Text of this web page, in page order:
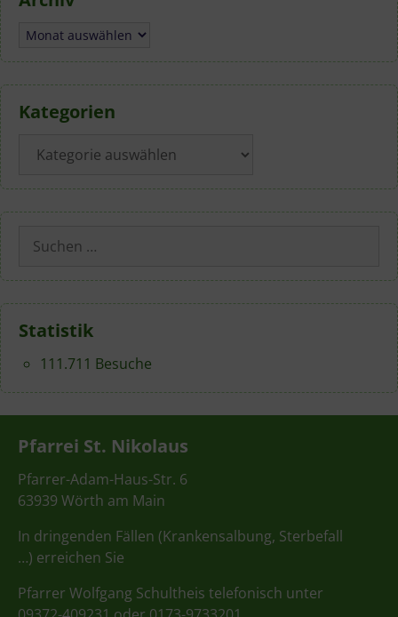
Archiv
Kategorien
Suchen
nach:
Statistik
111.711 Besuche
Pfarrei St. Nikolaus
Pfarrer-Adam-Haus-Str. 6
63939 Wörth am Main
In dringenden Fällen (Krankensalbung, Sterbefall
…) erreichen Sie
Pfarrer Wolfgang Schultheis telefonisch unter